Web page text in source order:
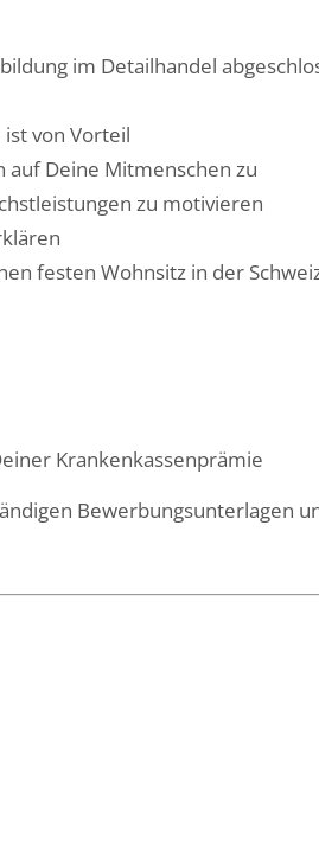
im Detailhandel
von Vorteil
Deine Mitmenschen zu
zu motivieren
festen Wohnsitz in der
Krankenkassenprämie
Bewerbungsunterlagen